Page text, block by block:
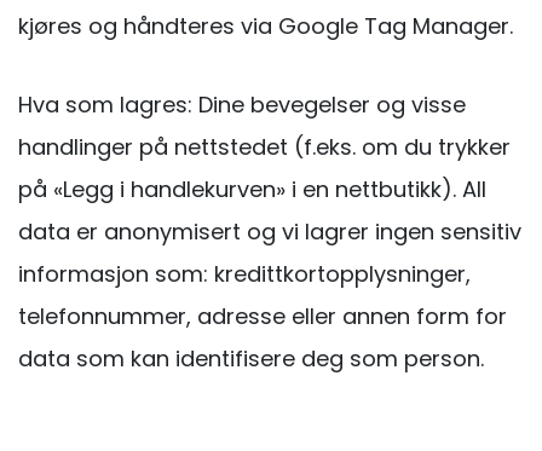
kjøres og håndteres via Google Tag Manager.
Hva som lagres: Dine bevegelser og visse
handlinger på nettstedet (f.eks. om du trykker
på «Legg i handlekurven» i en nettbutikk). All
data er anonymisert og vi lagrer ingen sensitiv
informasjon som: kredittkortopplysninger,
telefonnummer, adresse eller annen form for
data som kan identifisere deg som person.